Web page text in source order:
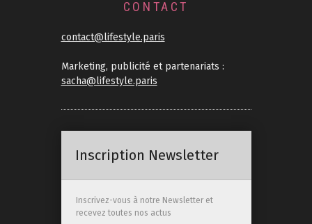
CONTACT
contact@lifestyle.paris
Marketing, publicité et partenariats :
sacha@lifestyle.paris
Inscription Newsletter
Inscrivez-vous à notre Newsletter et
recevez toutes nos actus